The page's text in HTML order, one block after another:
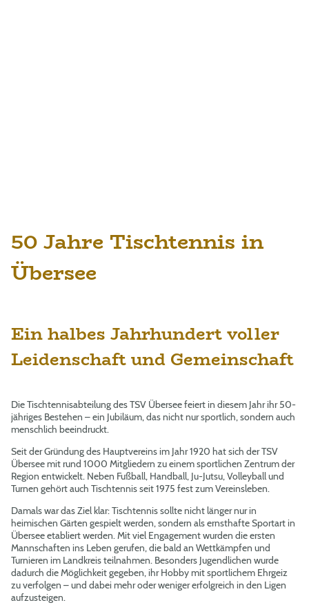
50 Jahre Tischtennis in
Übersee
Ein halbes Jahrhundert voller
Leidenschaft und Gemeinschaft
Die Tischtennisabteilung des TSV Übersee feiert in diesem Jahr ihr 50-
jähriges Bestehen – ein Jubiläum, das nicht nur sportlich, sondern auch
menschlich beeindruckt.
Seit der Gründung des Hauptvereins im Jahr 1920 hat sich der TSV
Übersee mit rund 1000 Mitgliedern zu einem sportlichen Zentrum der
Region entwickelt. Neben Fußball, Handball, Ju-Jutsu, Volleyball und
Turnen gehört auch Tischtennis seit 1975 fest zum Vereinsleben.
Damals war das Ziel klar: Tischtennis sollte nicht länger nur in
heimischen Gärten gespielt werden, sondern als ernsthafte Sportart in
Übersee etabliert werden. Mit viel Engagement wurden die ersten
Mannschaften ins Leben gerufen, die bald an Wettkämpfen und
Turnieren im Landkreis teilnahmen. Besonders Jugendlichen wurde
dadurch die Möglichkeit gegeben, ihr Hobby mit sportlichem Ehrgeiz
zu verfolgen – und dabei mehr oder weniger erfolgreich in den Ligen
aufzusteigen.